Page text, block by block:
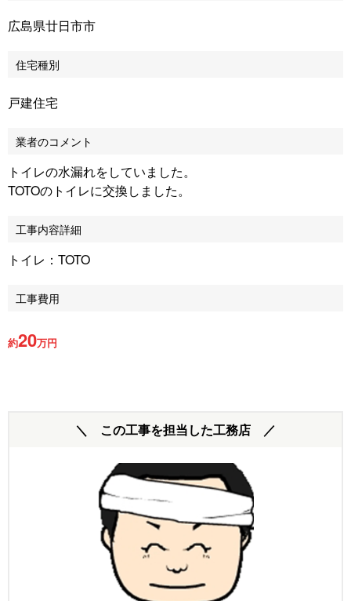
広島県廿日市市
住宅種別
戸建住宅
業者のコメント
トイレの水漏れをしていました。
TOTOのトイレに交換しました。
工事内容詳細
トイレ：TOTO
工事費用
約20万円
＼ この工事を担当した工務店 ／